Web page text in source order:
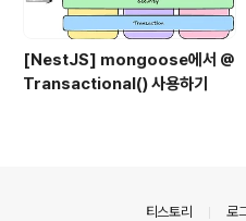
[NestJS] mongoose에서 @
Transactional() 사용하기
티스토리 로